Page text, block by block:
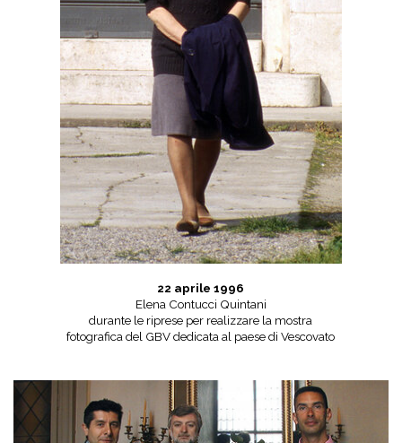
22 aprile 1996
Elena Contucci Quintani
durante le riprese per realizzare la mostra
fotografica del GBV dedicata al paese di Vescovato